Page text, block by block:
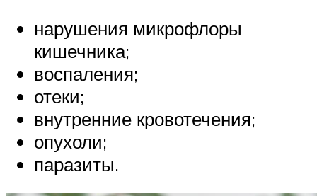
нарушения микрофлоры
кишечника;
воспаления;
отеки;
внутренние кровотечения;
опухоли;
паразиты.